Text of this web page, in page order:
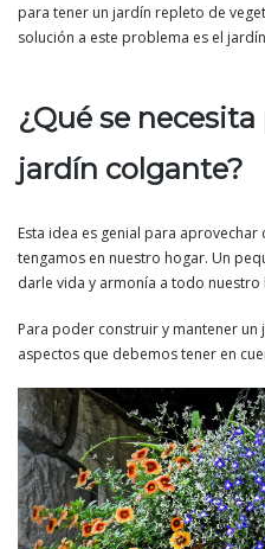
para tener un jardín repleto de
solución a este problema es el
¿Qué se
jardín colgante?
Esta idea es genial para
tengamos en nuestro hogar. Un
darle vida y armonía a todo nuestro
Para poder construir y mantener un
aspectos que debemos tener en